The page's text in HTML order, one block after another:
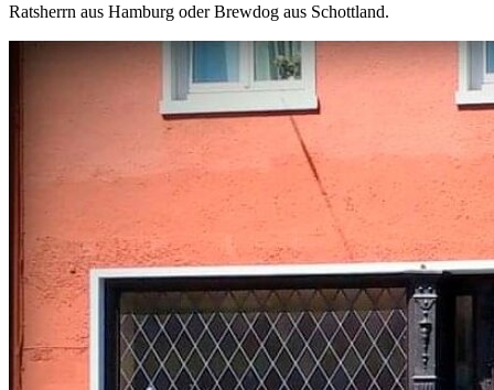
Ratsherrn aus Hamburg oder Brewdog aus Schottland.